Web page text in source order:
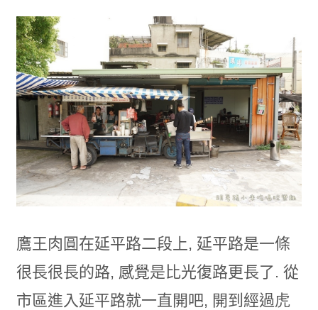
鷹王肉圓在延平路二段上, 延平路是一條
很長很長的路, 感覺是比光復路更長了. 從
市區進入延平路就一直開吧, 開到經過虎